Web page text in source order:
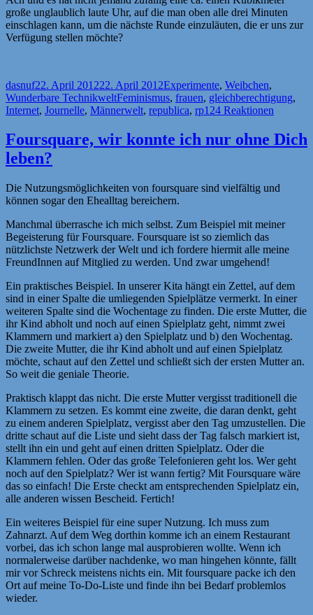
große unglaublich laute Uhr, auf die man oben alle drei Minuten
einschlagen kann, um die nächste Runde einzuläuten, die er uns zur
Verfügung stellen möchte?
Autor
dasnufVeröffentlicht
am
22. April 201222. April 2012Kategorien
Experimente, Weibchen,
Wunderbare TechnikweltSchlagwörter
Feminismus, frauen, gleichberechtigung,
Internet, Journelle, Männerwelt, republica, rp124 Reaktionen
Foursquare, wir konnte ich nur ohne Dich
leben?
Die Nutzungsmöglichkeiten von foursquare sind vielfältig und
können sogar den Ehealltag bereichern.
Manchmal überrasche ich mich selbst. Zum Beispiel mit meiner
Begeisterung für Foursquare. Foursquare ist so ziemlich das
nützlichste Netzwerk der Welt und ich fordere hiermit alle meine
FreundInnen auf Mitglied zu werden. Und zwar umgehend!
Ein praktisches Beispiel. In unserer Kita hängt ein Zettel, auf dem
sind in einer Spalte die umliegenden Spielplätze vermerkt. In einer
weiteren Spalte sind die Wochentage zu finden. Die erste Mutter, die
ihr Kind abholt und noch auf einen Spielplatz geht, nimmt zwei
Klammern und markiert a) den Spielplatz und b) den Wochentag.
Die zweite Mutter, die ihr Kind abholt und auf einen Spielplatz
möchte, schaut auf den Zettel und schließt sich der ersten Mutter an.
So weit die geniale Theorie.
Praktisch klappt das nicht. Die erste Mutter vergisst traditionell die
Klammern zu setzen. Es kommt eine zweite, die daran denkt, geht
zu einem anderen Spielplatz, vergisst aber den Tag umzustellen. Die
dritte schaut auf die Liste und sieht dass der Tag falsch markiert ist,
stellt ihn ein und geht auf einen dritten Spielplatz. Oder die
Klammern fehlen. Oder das große Telefonieren geht los. Wer geht
noch auf den Spielplatz? Wer ist wann fertig? Mit Foursquare wäre
das so einfach! Die Erste checkt am entsprechenden Spielplatz ein,
alle anderen wissen Bescheid. Fertich!
Ein weiteres Beispiel für eine super Nutzung. Ich muss zum
Zahnarzt. Auf dem Weg dorthin komme ich an einem Restaurant
vorbei, das ich schon lange mal ausprobieren wollte. Wenn ich
normalerweise darüber nachdenke, wo man hingehen könnte, fällt
mir vor Schreck meistens nichts ein. Mit foursquare packe ich den
Ort auf meine To-Do-Liste und finde ihn bei Bedarf problemlos
wieder.